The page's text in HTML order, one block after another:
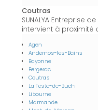
Coutras
SUNALYA Entreprise
intervient à proximité
Agen
Andernos-les-Bains
Bayonne
Bergerac
Coutras
La Teste-de-Buch
Libourne
Marmande